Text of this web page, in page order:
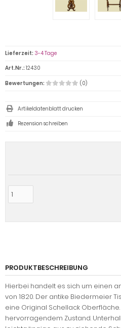
Lieferzeit: 3-4 Tage
Art.Nr.: 12430
Bewertungen:
(0)
Artikeldatenblatt drucken
Rezension schreiben
PRODUKTBESCHREIBUNG
Hierbei handelt es sich um einen
von 1820. Der antike Biedermeier
eine Original Schellack
hervorragendem Zustand.